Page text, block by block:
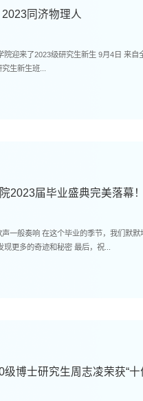
同济物理人
生新生班...
2023届毕业盛典完美落幕！
们在未来的道路上，始终保持对科学的热爱
和追求 不断探索和学习，发现更多的奇迹和秘密 最后，祝...
博士研究生周志凌荣获“